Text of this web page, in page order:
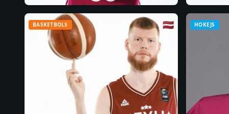
BASKETBOLS 🇱🇻 HOKEJS